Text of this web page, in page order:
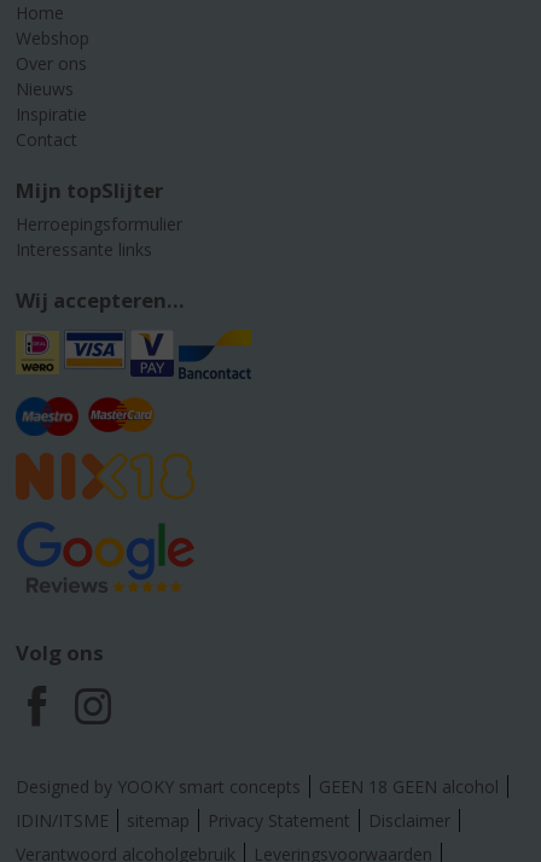
Home
Webshop
Over ons
Nieuws
Inspiratie
Contact
Mijn topSlijter
Herroepingsformulier
Interessante links
Wij accepteren...
Volg ons
F
a
c
I
n
s
Designed by YOOKY smart concepts
GEEN 18 GEEN alcohol
IDIN/ITSME
sitemap Privacy Statement
Disclaimer
Verantwoord alcoholgebruik
Leveringsvoorwaarden